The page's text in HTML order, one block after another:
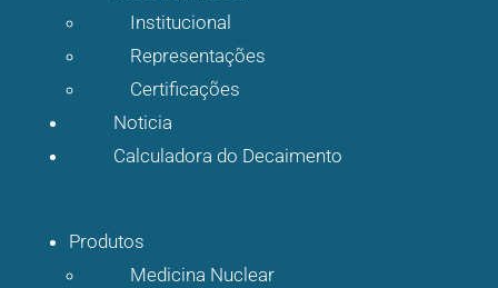
Institucional
Representações
Certificações
Noticia
Calculadora do Decaimento
Produtos
Medicina Nuclear